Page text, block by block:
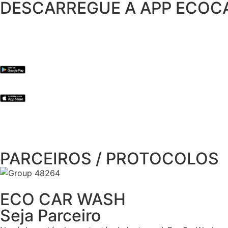
DESCARREGUE A APP
PARCEIROS / PROTOCOLOS
ECO CAR WASH
Seja Parceiro